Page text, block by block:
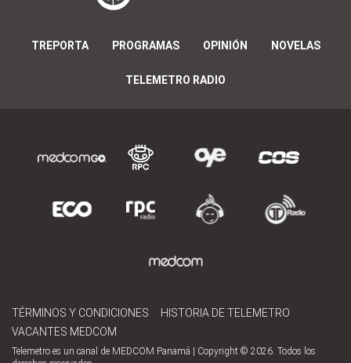
TREPORTA PROGRAMAS OPINIÓN NOVELAS
TELEMETRO RADIO
TÉRMINOS Y CONDICIONES
HISTORIA DE TELEMETRO
VACANTES MEDCOM
Telemetro es un canal de MEDCOM Panamá | Copyright © 2026. Todos los